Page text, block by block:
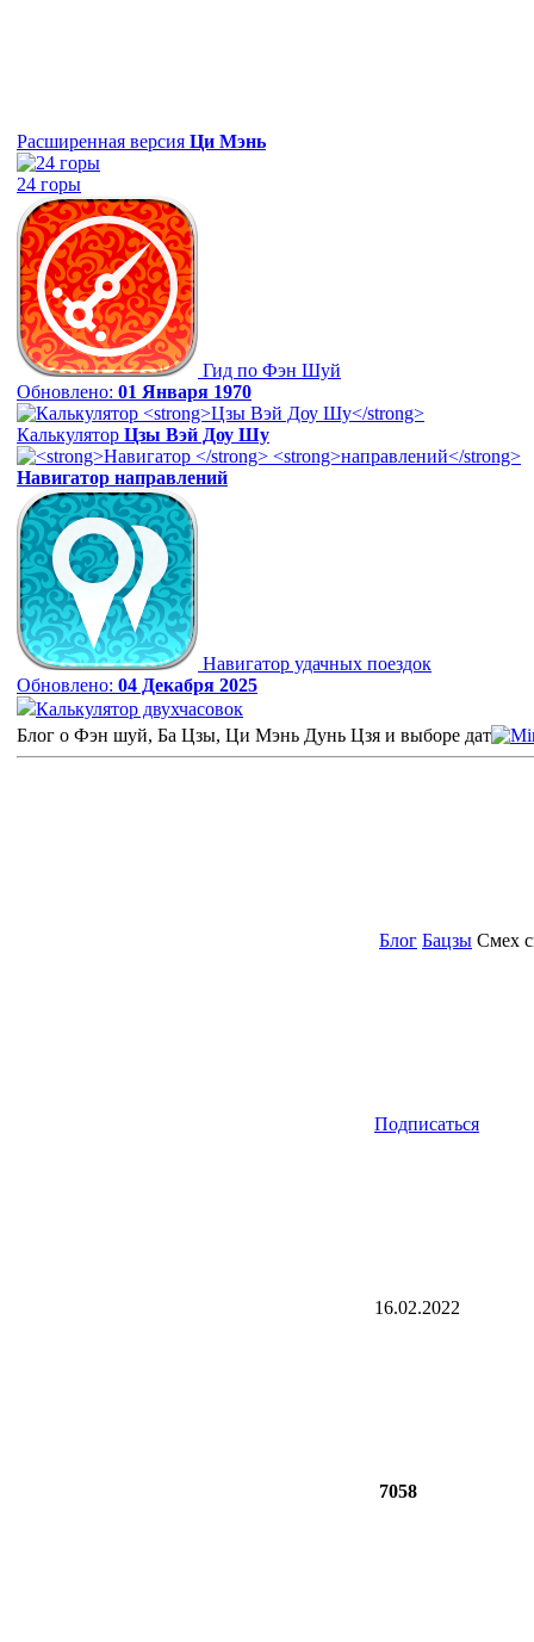
Расширенная версия Ци Мэнь
24 горы
Гид по Фэн Шуй
Обновлено: 01 Января 1970
Калькулятор Цзы Вэй Доу Шу
Навигатор направлений
Навигатор удачных поездок
Обновлено: 04 Декабря 2025
Калькулятор двухчасовок
Блог о Фэн шуй, Ба Цзы, Ци Мэнь Дунь Цзя и выборе дат
Блог Бацзы Смех
Подписаться
16.02.2022
7058